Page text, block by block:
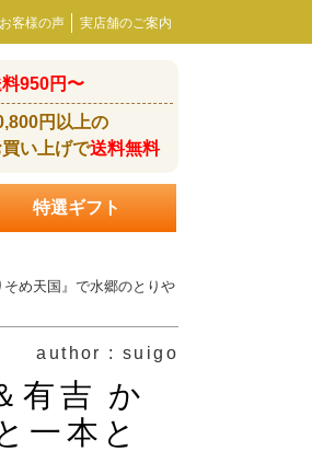
お客様の声 実店舗のご案内
950円〜
円以上の
買い上げで送料無料
特選ギフト
め天国』で水郷のとりや
author : suigo
有吉 か
一本と